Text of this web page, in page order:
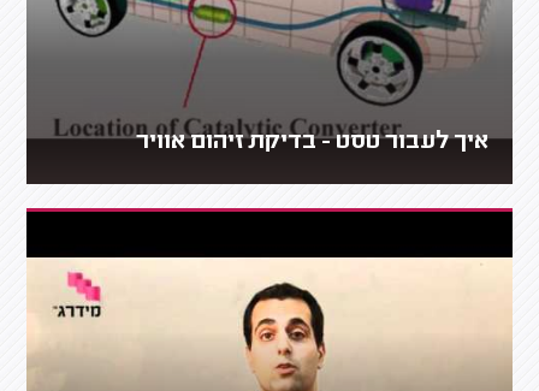
איך לעבור טסט - בדיקת זיהום אוויר